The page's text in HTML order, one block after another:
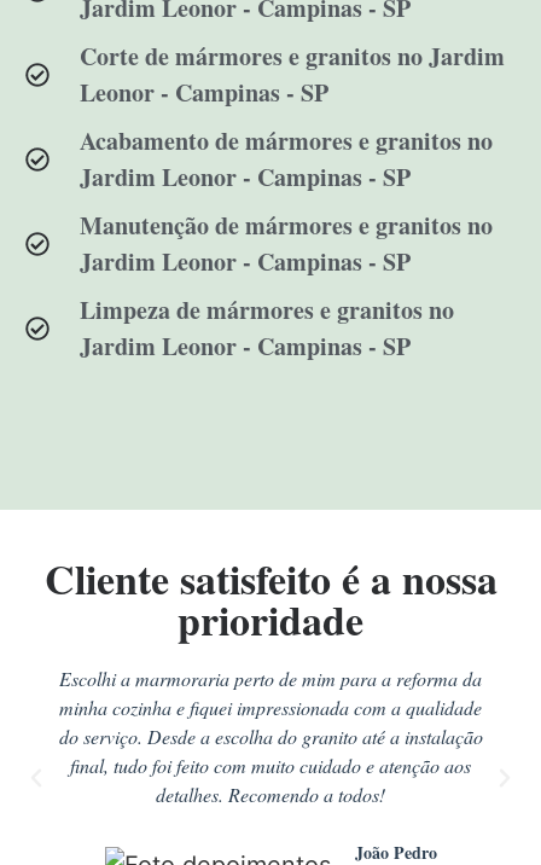
Jardim Leonor - Campinas - SP
Corte de mármores e granitos no Jardim
Leonor - Campinas - SP
Acabamento de mármores e granitos no
Jardim Leonor - Campinas - SP
Manutenção de mármores e granitos no
Jardim Leonor - Campinas - SP
Limpeza de mármores e granitos no
Jardim Leonor - Campinas - SP
Cliente satisfeito é a nossa
prioridade
Escolhi a marmoraria perto de mim para a reforma da
minha cozinha e fiquei impressionada com a qualidade
do serviço. Desde a escolha do granito até a instalação
final, tudo foi feito com muito cuidado e atenção aos
detalhes. Recomendo a todos!
João Pedro